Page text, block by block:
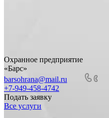
Охранное предприятие
«Барс»
barsohrana@mail.ru
+7-949-458-4742
Подать заявку
Все услуги